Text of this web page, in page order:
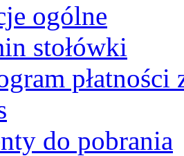
ogólne
stołówki
płatności
do pobrania